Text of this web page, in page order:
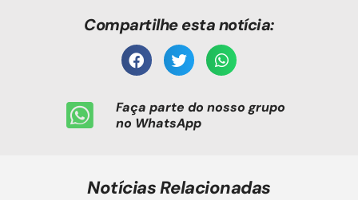
Compartilhe esta notícia:
Faça parte do nosso grupo
no WhatsApp
Notícias Relacionadas